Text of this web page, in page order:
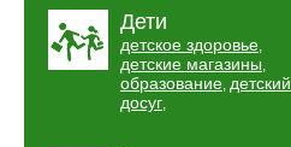
Дети
детское здоровье,
детские магазины,
образование, детский
досуг,